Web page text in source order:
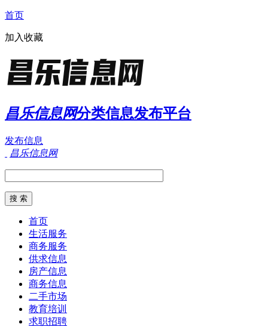
首页
加入收藏
昌乐信息网分类信息发布平台
发布信息
昌乐信息网
首页
生活服务
商务服务
供求信息
房产信息
商务信息
二手市场
教育培训
求职招聘